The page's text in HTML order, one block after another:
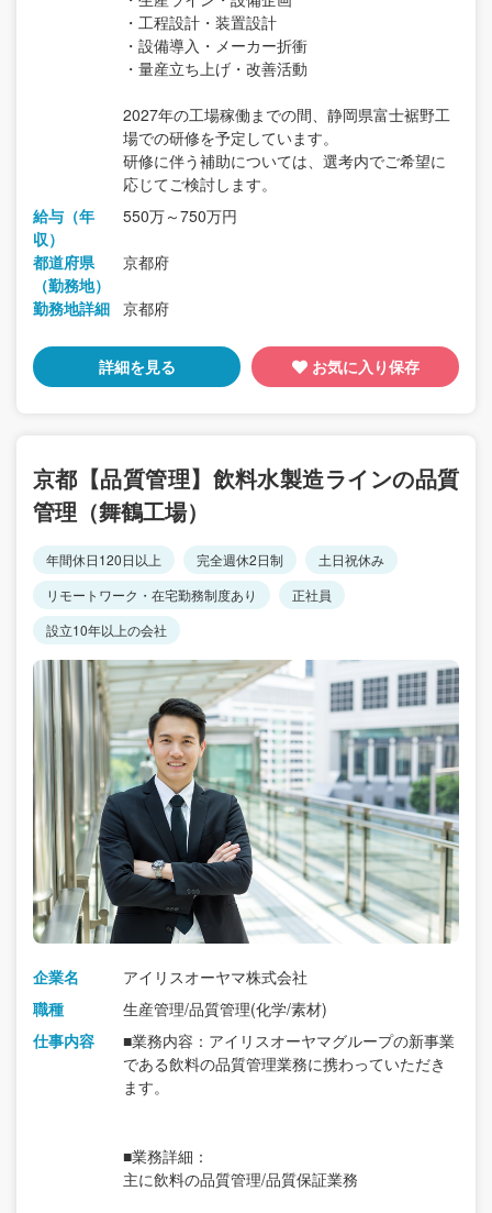
・工程設計・装置設計
・設備導入・メーカー折衝
・量産立ち上げ・改善活動
2027年の工場稼働までの間、静岡県富士裾野工
場での研修を予定しています。
研修に伴う補助については、選考内でご希望に
応じてご検討します。
給与（年
収）
550万～750万円
都道府県
（勤務地）
京都府
勤務地詳細 京都府
詳細を見る お気に入り保存
京都【品質管理】飲料水製造ラインの品質
管理（舞鶴工場）
年間休日120日以上 完全週休2日制
土日祝休み
リモートワーク・在宅勤務制度あり
正社員
設立10年以上の会社
企業名
アイリスオーヤマ株式会社
職種
生産管理/品質管理(化学/素材)
仕事内容
■業務内容：アイリスオーヤマグループの新事業
である飲料の品質管理業務に携わっていただき
ます。
■業務詳細：
主に飲料の品質管理/品質保証業務